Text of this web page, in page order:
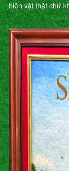
hiện vật thật chứ